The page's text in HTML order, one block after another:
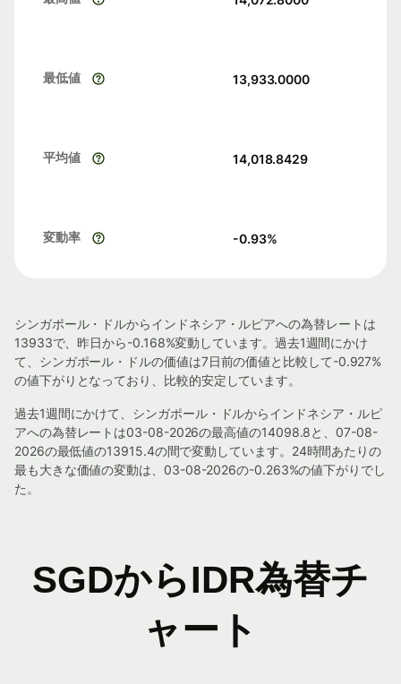
最低値 13,933.0000
平均値 14,018.8429
変動率 -0.93%
シンガポール・ドルからインドネシア・ルピアへの為替レートは
13933で、昨日から-0.168%変動しています。過去1週間にかけ
て、シンガポール・ドルの価値は7日前の価値と比較して-0.927%
の値下がりとなっており、比較的安定しています。
過去1週間にかけて、シンガポール・ドルからインドネシア・ルピ
アへの為替レートは03-08-2026の最高値の14098.8と、07-08-
2026の最低値の13915.4の間で変動しています。24時間あたりの
最も大きな価値の変動は、03-08-2026の-0.263%の値下がりでし
た。
SGDからIDR為替チ
ャート